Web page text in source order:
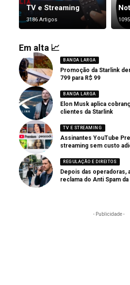
TV e Streaming
3186 Artigos
Em alta 📈
BANDA LARGA
Promoção da Starlink
799 para R$ 99
BANDA LARGA
Elon Musk aplica
clientes da Starlink
TV E STREAMING
Assinantes YouTube
streaming sem custo
REGULAÇÃO E DIREITOS
Depois das operadoras,
reclama do Anti Spam da
- Publicidade -